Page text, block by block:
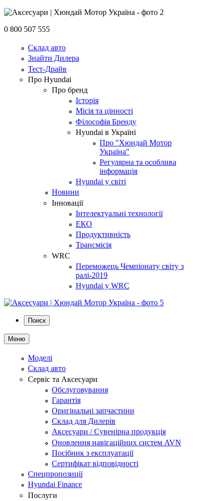
0 800 507 555
Склад авто
Знайти Дилера
Тест-Драйв
Про Hyundai
Про бренд
Історія
Місія та цінності
Філософія Бренду
Hyundai в Україні
Про "Хюндай Мотор
Україна"
Регулярна та особлива
інформація
Hyundai у світі
Новини
Інновації
Інтелектуальні технології
ЕКО
Продуктивність
Трансмісія
WRC
Переможець Чемпіонату світу з
ралі-2019
Hyundai у WRC
Поиск
Меню
Моделі
Склад авто
Сервіс та Аксесуари
Обслуговування
Гарантія
Оригінальні запчастини
Склад для Дилерів
Аксесуари / Сувенірна продукція
Оновлення навігаційних систем AVN
Посібник з експлуатації
Сертифікат відповідності
Спецпропозиції
Hyundai Finance
Послуги